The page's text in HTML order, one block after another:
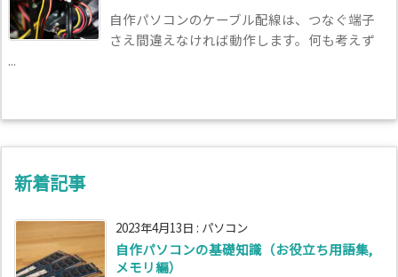
自作パソコンのケーブル配線は、つなぐ端子
さえ間違えなければ動作します。何も考えず
...
新着記事
2023年4月13日 : パソコン
自作パソコンの基礎知識（お役立ち用語集,
メモリ編）